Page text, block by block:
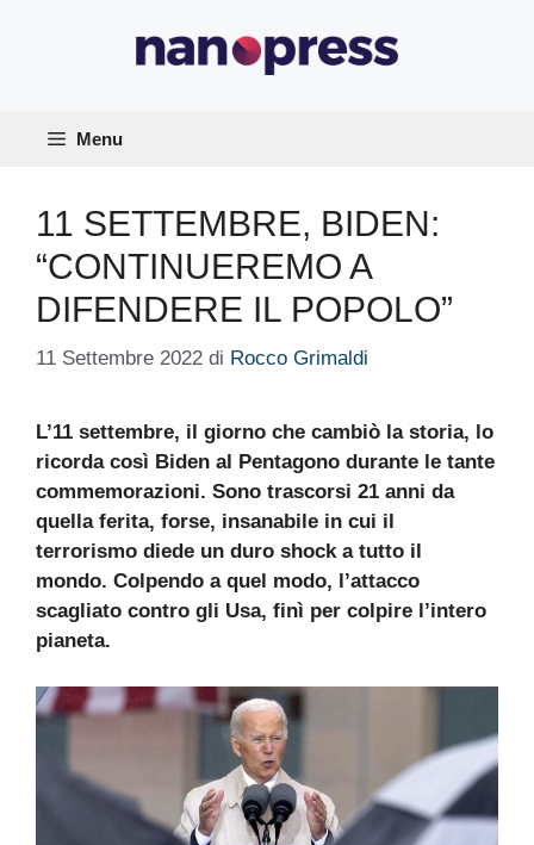
Menu
11 SETTEMBRE, BIDEN:
“CONTINUEREMO A
DIFENDERE IL POPOLO”
11 Settembre 2022 di Rocco Grimaldi
L’11 settembre, il giorno che cambiò la storia, lo
ricorda così Biden al Pentagono durante le tante
commemorazioni. Sono trascorsi 21 anni da
quella ferita, forse, insanabile in cui il
terrorismo diede un duro shock a tutto il
mondo. Colpendo a quel modo, l’attacco
scagliato contro gli Usa, finì per colpire l’intero
pianeta.